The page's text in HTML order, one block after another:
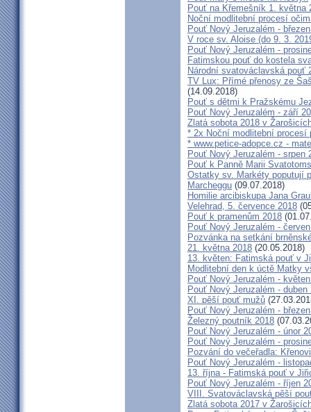
Pouť na Křemešník 1. května
Noční modlitební procesí
Pouť Nový Jeruzalém -
V roce sv. Aloise (do 9. 3.
Pouť Nový Jeruzalém -
Fatimskou pouť do kostela
Národní svatováclavská pouť
TV Lux: Přímé přenosy ze
(14.09.2018)
Pouť s dětmi k Pražskému
Pouť Nový Jeruzalém - září
Zlatá sobota 2018 v
* 2x Noční modlitební
* www.petice-adopce.cz -
Pouť Nový Jeruzalém - srpen
Pouť k Panně Marii
Ostatky sv. Markéty poputují
Marcheggu (09.07.2018)
Homilie arcibiskupa Jana
Velehrad, 5. července 2018
Pouť k pramenům 2018
Pouť Nový Jeruzalém -
Pozvánka na setkání
21. května 2018 (20.05.2018)
13. květen: Fatimská pouť v
Modlitební den k úctě Matky
Pouť Nový Jeruzalém -
Pouť Nový Jeruzalém - duben
XI. pěší pouť mužů
Pouť Nový Jeruzalém -
Železný poutník 2018
Pouť Nový Jeruzalém - únor
Pouť Nový Jeruzalém -
Pozvání do večeřadla:
Pouť Nový Jeruzalém -
13. října - Fatimská pouť v
Pouť Nový Jeruzalém - říjen
VIII. Svatováclavská pěší
Zlatá sobota 2017 v